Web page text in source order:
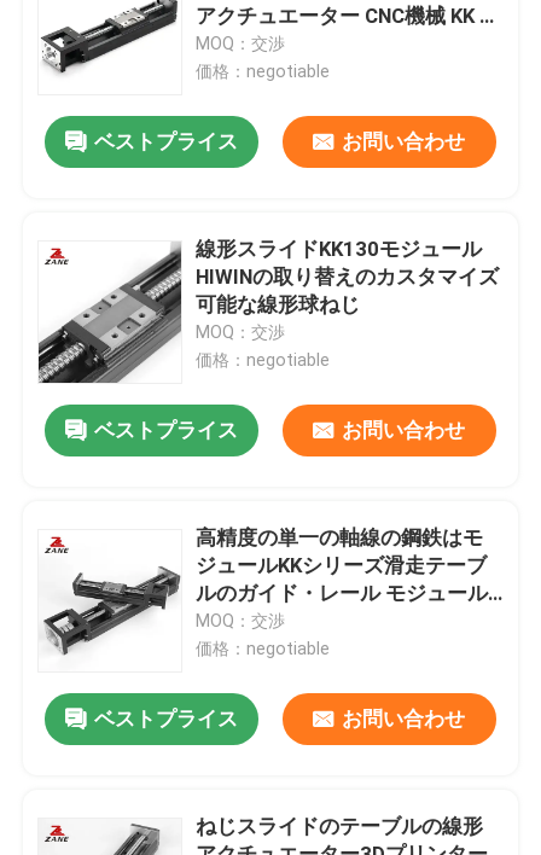
ホーム
企業情報
会社案内
品質管理
お問い合わせ
ニュース
すべての場合
線形ガイド
アクチュエーター CNC機械 KK モ
ジュール
MOQ：交渉
価格：negotiable
ベストプライス お問い合わせ
線形スライドKK130モジュール
HIWINの取り替えのカスタマイズ
可能な線形球ねじ
MOQ：交渉
価格：negotiable
ベストプライス お問い合わせ
高精度の単一の軸線の鋼鉄はモ
ジュールKKシリーズ滑走テーブ
ルのガイド・レール モジュール
を基づかせていた
MOQ：交渉
価格：negotiable
ベストプライス お問い合わせ
ねじスライドのテーブルの線形